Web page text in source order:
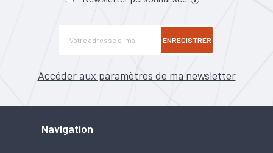
ENREGISTRER
Accéder aux paramètres de ma newsletter
Navigation